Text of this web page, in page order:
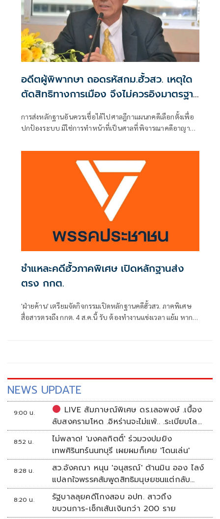
อดีตผู้พิพากษา ถอดรหัสกม.ฮั้วสว. เหตุใด
ตัดสิทธิทางการเมือง จึงไม่ควรอิงมาตรฐาน
เดียวกับคดีอาญา
การส่งหลักฐานอันควรเชื่อได้ไปศาลฎีกาแผนกคดีเลือกตั้งเพื่อ
ปกป้องระบบ มิใช่การทำหน้าที่เป็นศาลที่พิจารณาคดีอาญา
ชำแหละคดีฮั้วภาคพิเศษ เปิดหลักฐานส่ง
ตรง กกต.
'ฝ่ายค้าน' เตรียมจัดกิจกรรมเปิดหลักฐานคดีฮั้วสว. ภาคพิเศษ
สื่อสารตรงถึง กกต. 4 ส.ค.นี้ รับ ต้องทำงานแข่งเวลา แย้ม หาก
NEWS UPDATE
9:00 น.
LIVE สัมภาษณ์พิเศษ ดร.เลอพงษ์ .เบื้อง
ลับสงครามโหด .อิหร่านจะไม่แพ้.. .ระเบียบโลก
ใหม่ในตะวันออกกลาง…. | อิสรภาพแห่งความ
คิด กับ..สำราญ รอดเพชร
8:52 น.
ไม่พลาด! 'มงคลกิตติ์' ร่วมวงปมยิง
เทพศิรินทร์นนทบุรี เผยผมก็เคย 'โดนเล่น'
8:28 น.
สว.อังคณา หนุน 'อนุสรณ์' ต้านมิน ออง ไลง์
แปลกใจพรรคส้มพูดสิทธิมนุษยชนแต่กลับ
เงียบ
8:20 น.
รัฐบาลลุยคดีโกงสอบ อปท. สาวถึง
ขบวนการ-เช็กเส้นเงินกว่า 200 ราย